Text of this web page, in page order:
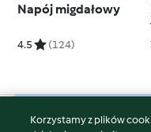
Napój migdałowy
4.5 (124)
© Copyright 2026
Korzystamy z plików